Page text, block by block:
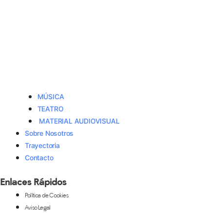
MÚSICA
TEATRO
MATERIAL AUDIOVISUAL
Sobre Nosotros
Trayectoria
Contacto
Enlaces Rápidos
Política de Cookies
Aviso Legal